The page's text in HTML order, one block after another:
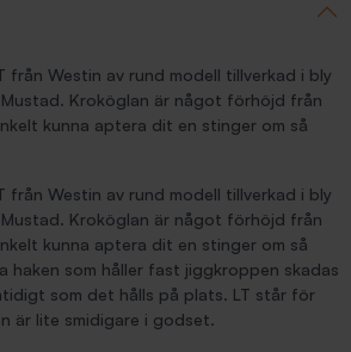
från Westin av rund modell tillverkad i bly
Kroköglan är något förhöjd från
kunna aptera dit en stinger om så
från Westin av rund modell tillverkad i bly
Kroköglan är något förhöjd från
kunna aptera dit en stinger om så
haken som håller fast jiggkroppen skadas
som det hålls på plats. LT står för
är lite smidigare i godset.